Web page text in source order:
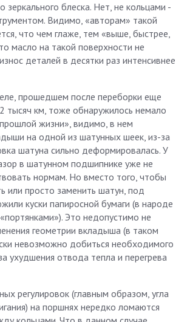
блеска. Нет, не кольцами -
Видимо, «авторам» такой
что чем глаже, тем «выше, быстрее,
масло на такой поверхности не
деталей в десятки раз интенсивнее
прошедшем после переборки еще
тысяч км, тоже обнаружилось немало
жизни», видимо, в нем
на одной из шатунных шеек, из-за
шатуна сильно деформировалась. У
в шатунном подшипнике уже не
нормам. Но вместо того, чтобы
или просто заменить шатун, под
куски папиросной бумаги (в народе
Это недопустимо не
геометрии вкладыша (в таком
невозможно добиться необходимого
ухудшения отвода тепла и перегрева
регулировок (главным образом, угла
на поршнях нередко ломаются